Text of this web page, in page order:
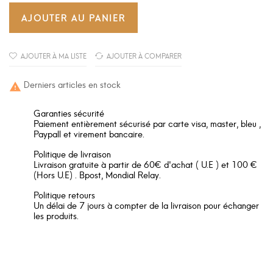
AJOUTER AU PANIER
AJOUTER À MA LISTE AJOUTER À COMPARER
 Derniers articles en stock
Garanties sécurité
Paiement entièrement sécurisé par carte visa, master, bleu ,
Paypall et virement bancaire.
Politique de livraison
Livraison gratuite à partir de 60€ d'achat ( U.E ) et 100 €
(Hors U.E) . Bpost, Mondial Relay.
Politique retours
Un délai de 7 jours à compter de la livraison pour échanger
les produits.